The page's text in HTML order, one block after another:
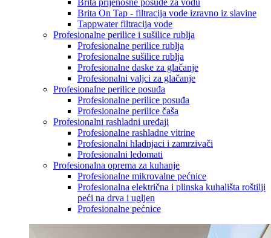
Brita prijenosne posude za vodu
Brita On Tap - filtracija vode izravno iz slavine
Tappwater filtracija vode
Profesionalne perilice i sušilice rublja
Profesionalne perilice rublja
Profesionalne sušilice rublja
Profesionalne daske za glačanje
Profesionalni valjci za glačanje
Profesionalne perilice posuđa
Profesionalne perilice posuđa
Profesionalne perilice čaša
Profesionalni rashladni uređaji
Profesionalne rashladne vitrine
Profesionalni hladnjaci i zamrzivači
Profesionalni ledomati
Profesionalna oprema za kuhanje
Profesionalne mikrovalne pećnice
Profesionalna električna i plinska kuhališta roštilji
peći na drva i ugljen
Profesionalne pećnice